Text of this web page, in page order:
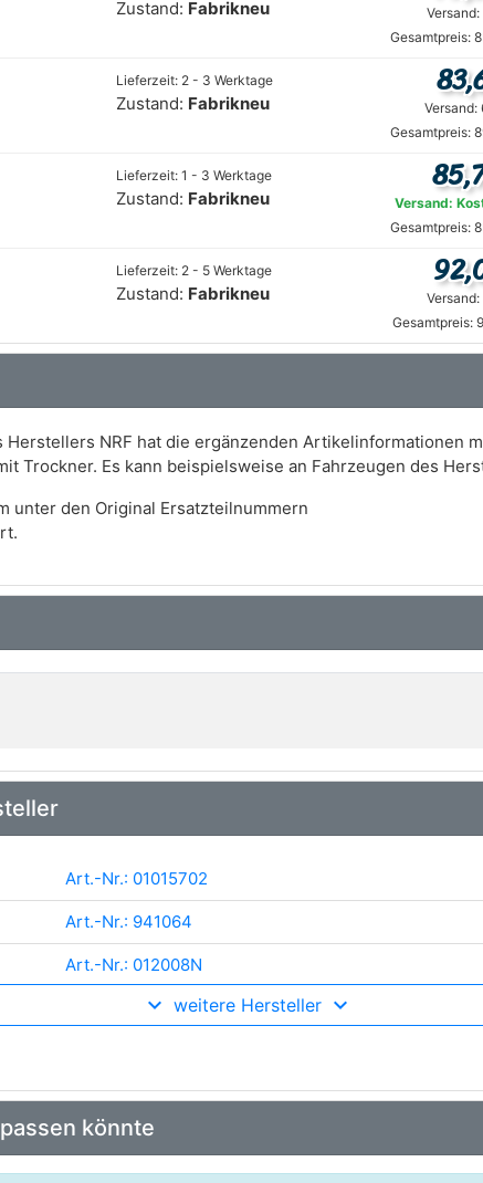
Zustand: Fabrikneu
Gesamtpreis:
Lieferzeit: 2 - 3 Werktage
Zustand: Fabrikneu Versand:
Gesamtpreis:
Lieferzeit: 1 - 3 Werktage
Zustand: Fabrikneu Versand:
Gesamtpreis:
Lieferzeit: 2 - 5 Werktage
Zustand: Fabrikneu
Gesamtpreis:
Herstellers NRF hat die ergänzenden Artikelinformationen
Trockner. Es kann beispielsweise an Fahrzeugen des
unter den Original Ersatzteilnummern
Art.-Nr.: 01015702
Art.-Nr.: 941064
Art.-Nr.: 012008N
Art.-Nr.: DCN09004
Art.-Nr.: AC1088000S
weitere Hersteller
könnte